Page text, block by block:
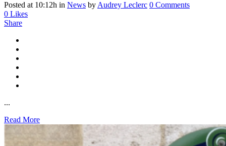
Posted at 10:12h in News by Audrey Leclerc 0 Comments
0 Likes
Share
...
Read More